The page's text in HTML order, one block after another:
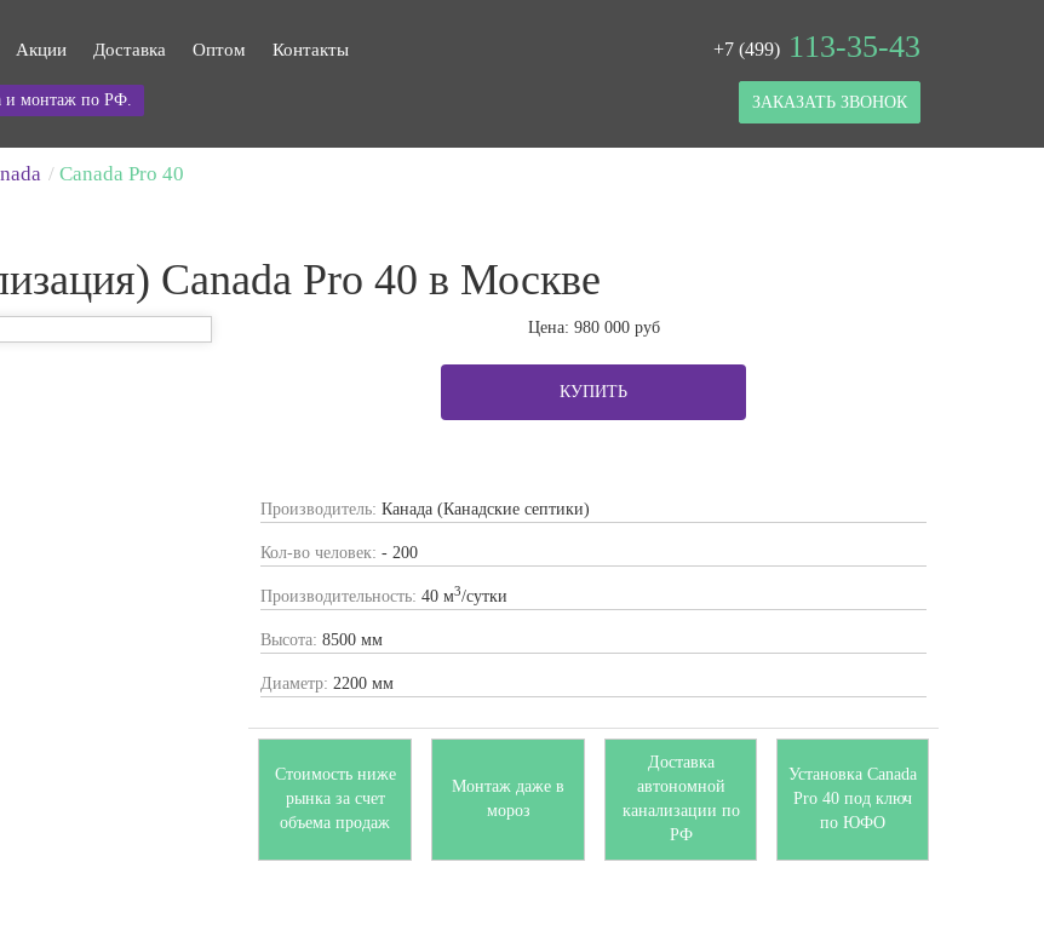
Акции Доставка Оптом Контакты
и монтаж по РФ.
+7 (499) 113-35-43
ЗАКАЗАТЬ ЗВОНОК
Canada Pro 40
Canada Pro 40 в Москве
Цена: 980 000руб
КУПИТЬ
Производитель: Канада (Канадские септики)
Кол-во человек: - 200
Производительность: 40 м3/сутки
Высота: 8500 мм
Диаметр: 2200 мм
Стоимость ниже
рынка за счет
объема продаж
Монтаж даже в
мороз
Доставка
автономной
канализации по
РФ
Установка Canada
Pro 40 под ключ
по ЮФО